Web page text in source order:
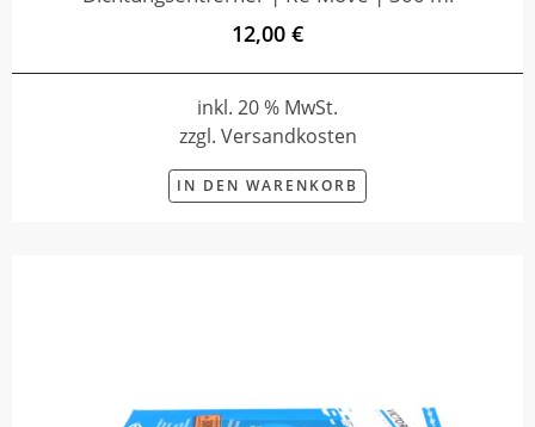
12,00 €
inkl. 20 % MwSt.
zzgl. Versandkosten
IN DEN WARENKORB